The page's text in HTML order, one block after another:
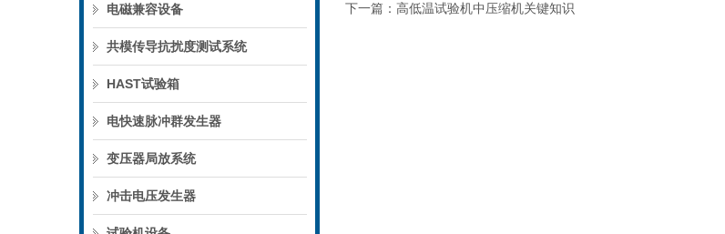
电磁兼容设备
共模传导抗扰度测试系统
HAST试验箱
电快速脉冲群发生器
变压器局放系统
冲击电压发生器
下一篇： 高低温试验机中压缩机关键知识